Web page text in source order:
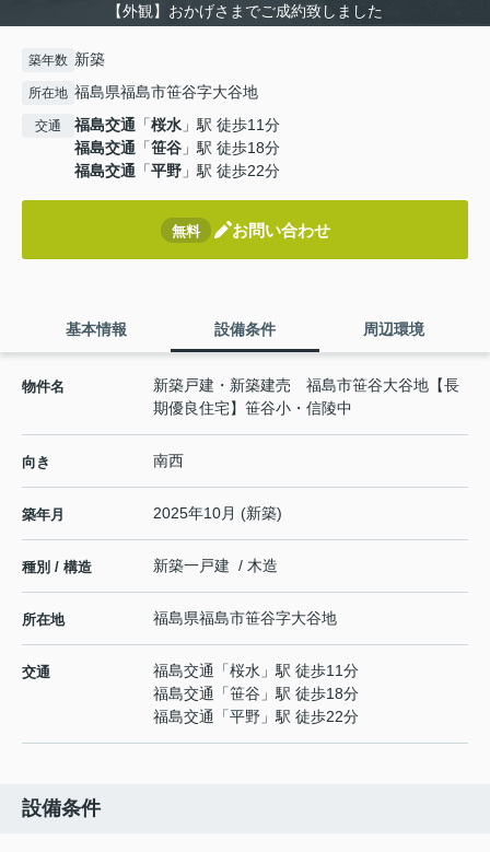
【外観】おかげさまでご成約致しました
築年数 新築
所在地 福島県福島市笹谷字大谷地
交通 福島交通 「桜水 」駅 徒歩11分
福島交通 「笹谷 」駅 徒歩18分
福島交通 「平野 」駅 徒歩22分
無料 お問い合わせ
基本情報 設備条件 周辺環境
物件名
新築戸建・新築建売 福島市笹谷大谷地【長
期優良住宅】笹谷小・信陵中
向き 南西
築年月 2025年10月 (新築)
種別 / 構造 新築一戸建 / 木造
所在地 福島県福島市笹谷字大谷地
交通 福島交通 「桜水 」駅 徒歩11分
福島交通
「笹谷 」駅 徒歩18分
福島交通
「平野 」駅 徒歩22分
設備条件